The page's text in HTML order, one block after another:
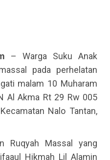
– Warga Suku Anak
pada perhelatan
malam 10 Muharam
Al Akma Rt 29 Rw 005
Nalo Tantan,
Ruqyah Massal yang
Hikmah Lil Alamin